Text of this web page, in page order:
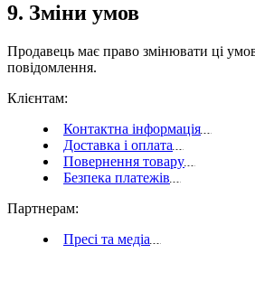
9. Зміни умов
Продавець має право змінювати ці
повідомлення.
Клієнтам:
Контактна інформація
Доставка і оплата
Повернення товару
Безпека платежів
Партнерам:
Пресі та медіа